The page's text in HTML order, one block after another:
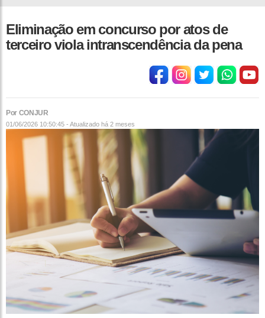
Eliminação em concurso por atos de
terceiro viola intranscendência da pena
Por CONJUR
01/06/2026 10:50:45 - Atualizado há 2 meses